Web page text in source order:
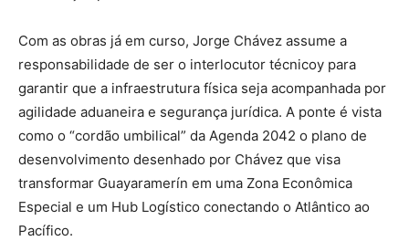
Com as obras já em curso, Jorge Chávez assume a
responsabilidade de ser o interlocutor técnicoy para
garantir que a infraestrutura física seja acompanhada por
agilidade aduaneira e segurança jurídica. A ponte é vista
como o “cordão umbilical” da Agenda 2042 o plano de
desenvolvimento desenhado por Chávez que visa
transformar Guayaramerín em uma Zona Econômica
Especial e um Hub Logístico conectando o Atlântico ao
Pacífico.